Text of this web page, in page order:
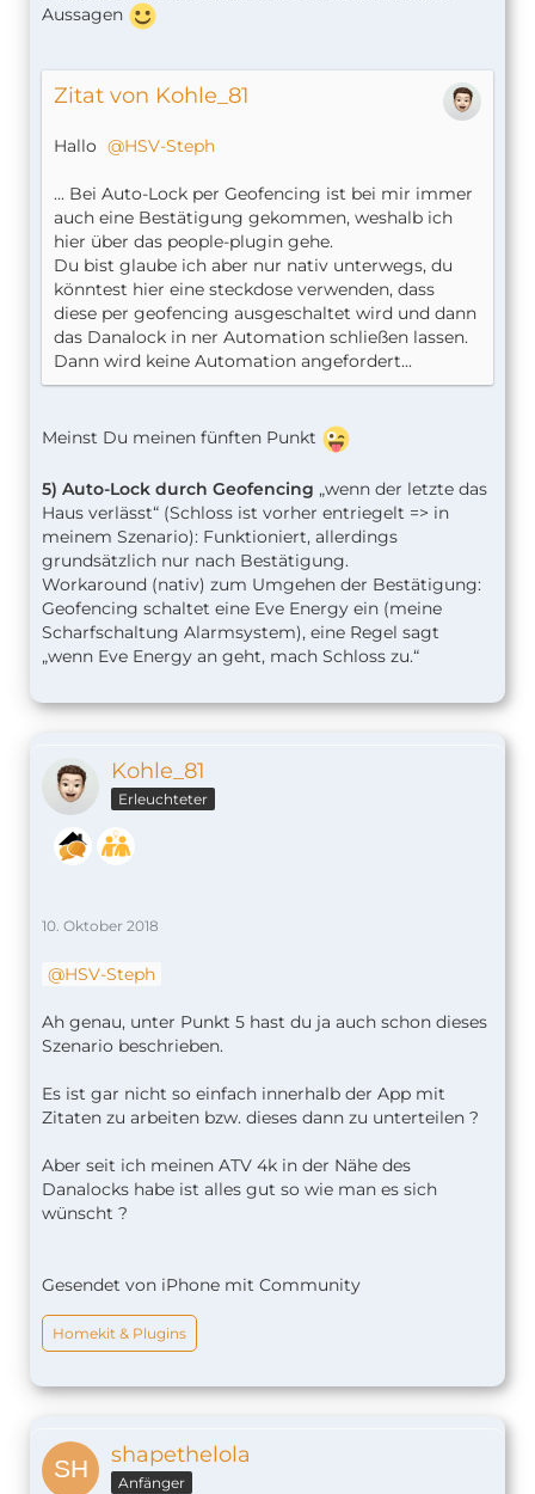
Aussagen
Zitat von Kohle_81
Hallo HSV-Steph
... Bei Auto-Lock per Geofencing ist bei mir immer
auch eine Bestätigung gekommen, weshalb ich
hier über das people-plugin gehe.
Du bist glaube ich aber nur nativ unterwegs, du
könntest hier eine steckdose verwenden, dass
diese per geofencing ausgeschaltet wird und dann
das Danalock in ner Automation schließen lassen.
Dann wird keine Automation angefordert...
Meinst Du meinen fünften Punkt
5) Auto-Lock durch Geofencing „wenn der letzte das
Haus verlässt“ (Schloss ist vorher entriegelt => in
meinem Szenario): Funktioniert, allerdings
grundsätzlich nur nach Bestätigung.
Workaround (nativ) zum Umgehen der Bestätigung:
Geofencing schaltet eine Eve Energy ein (meine
Scharfschaltung Alarmsystem), eine Regel sagt
„wenn Eve Energy an geht, mach Schloss zu.“
Kohle_81
Erleuchteter
10. Oktober 2018
HSV-Steph
Ah genau, unter Punkt 5 hast du ja auch schon dieses
Szenario beschrieben.
Es ist gar nicht so einfach innerhalb der App mit
Zitaten zu arbeiten bzw. dieses dann zu unterteilen ?
Aber seit ich meinen ATV 4k in der Nähe des
Danalocks habe ist alles gut so wie man es sich
wünscht ?
Gesendet von iPhone mit Community
Homekit & Plugins
shapethelola
Anfänger